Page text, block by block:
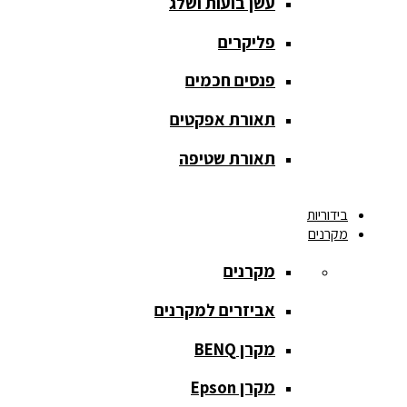
מסך הקרנה
roll up
מסך הקרנה
חצובה
ידני
מסך הקרנה
מסך הקרנה
קבוע
פליקרים
פנסים חכמים
תאורת אפקטים
תאורת שטיפה
בידוריות
מקרנים
מקרנים
אביזרים למקרנים
מקרן BENQ
מקרן Epson